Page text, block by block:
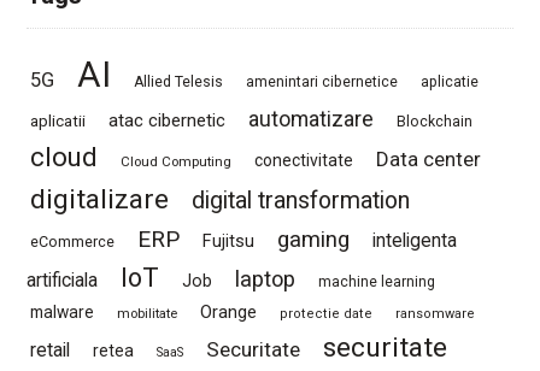
5G AI Allied Telesis amenintari cibernetice aplicatie
aplicatii atac cibernetic automatizare Blockchain
cloud Cloud Computing conectivitate Data center
digitalizare digital transformation
eCommerce ERP Fujitsu gaming
inteligenta
artificiala
IoT Job laptop machine learning
malware mobilitate Orange protectie date ransomware
retail retea SaaS Securitate
securitate